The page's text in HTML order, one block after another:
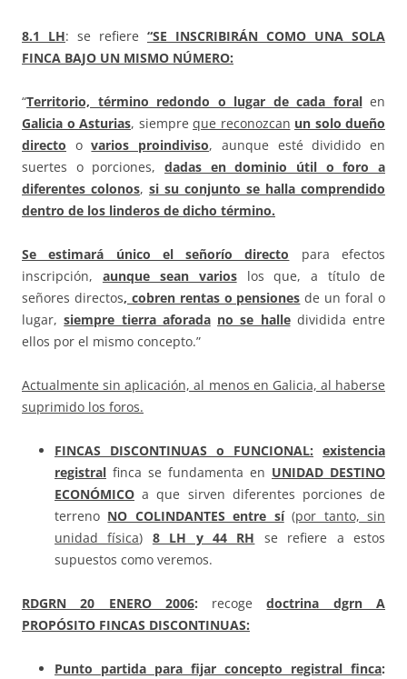
8.1 LH: se refiere “SE INSCRIBIRÁN COMO UNA SOLA
FINCA BAJO UN MISMO NÚMERO:
“Territorio, término redondo o lugar de cada foralen
Galicia o Asturias, siempre que reconozcan un solo dueño
directo ovarios proindiviso, aunque esté dividido en
suertes o porciones, dadas en dominio útil o foro a
diferentes colonos, si su conjunto se halla comprendido
dentro de los linderos de dicho término.
Se estimará único el señorío directo para efectos
inscripción, aunque sean varioslos que, a título de
señores directos, cobren rentas o pensiones de un foral o
lugar,siempre tierra aforada no se halledividida entre
ellos por el mismo concepto.”
Actualmente sin aplicación, al menos en Galicia, al haberse
suprimido los foros.
FINCAS DISCONTINUAS o FUNCIONAL: existencia
registral finca se fundamenta en UNIDAD DESTINO
ECONÓMICO a que sirven diferentes porciones de
terreno NO COLINDANTES entre sí(por tanto, sin
unidad física) 8 LH y 44 RH se refiere a estos
supuestos como veremos.
RDGRN20 ENERO 2006: recoge
doctrina dgrn A
PROPÓSITO FINCAS DISCONTINUAS:
Punto partida para fijar concepto registral finca: